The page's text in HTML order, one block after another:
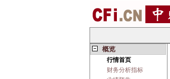
概览
行情首页
财务分析指标